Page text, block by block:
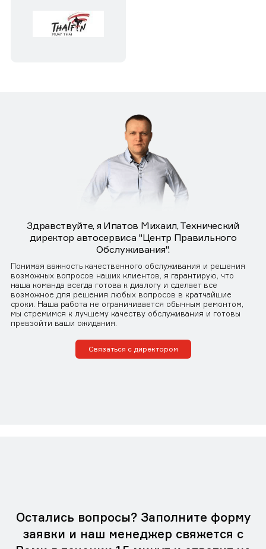
Здравствуйте, я Ипатов Михаил, Технический
директор автосервиса "Центр Правильного
Обслуживания".
Понимая важность качественного обслуживания и решения
возможных вопросов наших клиентов, я гарантирую, что
наша команда всегда готова к диалогу и сделает все
возможное для решения любых вопросов в кратчайшие
сроки. Наша работа не ограничивается обычным ремонтом,
мы стремимся к лучшему качеству обслуживания и готовы
превзойти ваши ожидания.
Связаться с директором
Остались вопросы? Заполните форму
заявки и наш менеджер свяжется с